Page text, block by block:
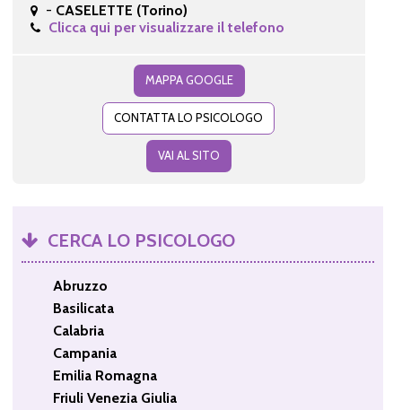
- CASELETTE (Torino)
Clicca qui per visualizzare il telefono
MAPPA GOOGLE
CONTATTA LO PSICOLOGO
VAI AL SITO
CERCA LO PSICOLOGO
Abruzzo
Basilicata
Calabria
Campania
Emilia Romagna
Friuli Venezia Giulia